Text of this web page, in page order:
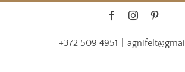
FacebookInstagram
+372 509 4951